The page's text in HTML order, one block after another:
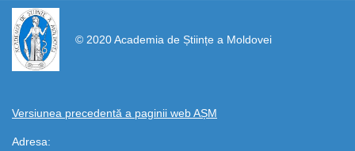
© 2020 Academia de Științe a Moldovei
Versiunea precedentă a paginii web AȘM
Adresa:
https://propletenie.ru/